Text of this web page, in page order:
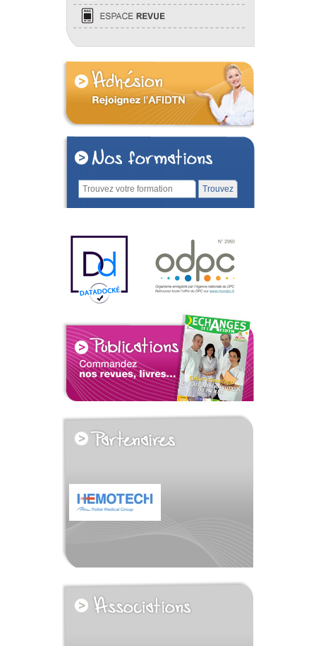
voir tous les partenaires